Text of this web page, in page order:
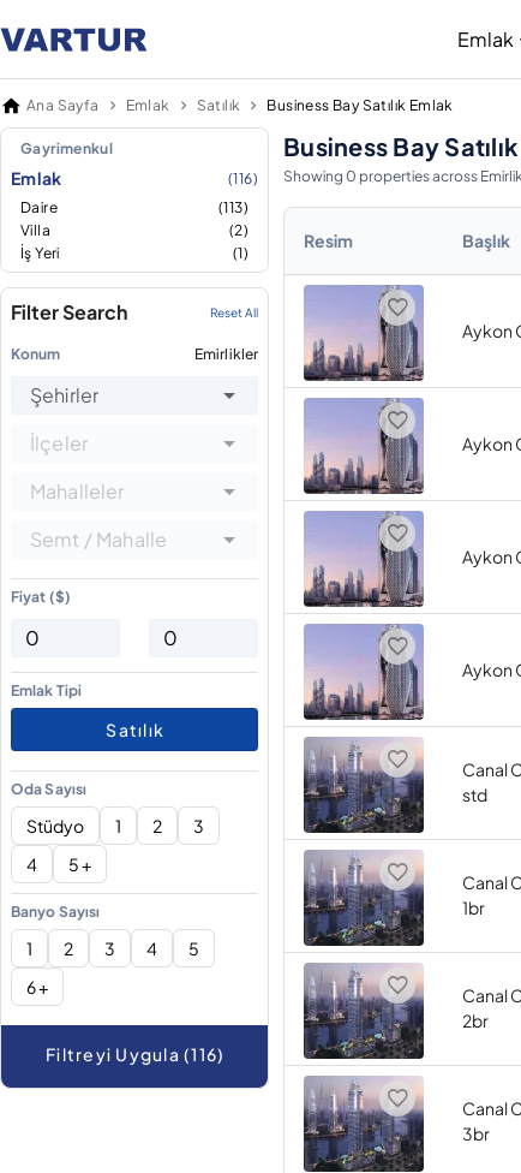
Emlak
Ana Sayfa Emlak Satılık Business Bay Satılık Emlak
Gayrimenkul
Emlak
(116)
Daire
(113)
Villa
(2)
İş Yeri
(1)
Filter Search Reset All
Konum Emirlikler
Şehirler
İlçeler
Mahalleler
Semt / Mahalle
Fiyat ($)
Emlak Tipi
Satılık
Oda Sayısı
Stüdyo 1 2
3
4
5 +
Banyo Sayısı
1 2 3 4
5
6 +
Filtreyi Uygula (116)
Business Bay
Showing 0 properties across
Resim Başlık
Aykon
Aykon
Aykon
Aykon
Canal
std
Canal
1br
Canal
2br
Canal
3br